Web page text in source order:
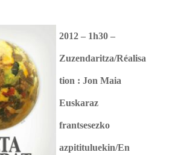
2012 – 1h30 –
Zuzendaritza/Réalisa
tion : Jon Maia
Euskaraz
frantsesezko
azpitituluekin/En